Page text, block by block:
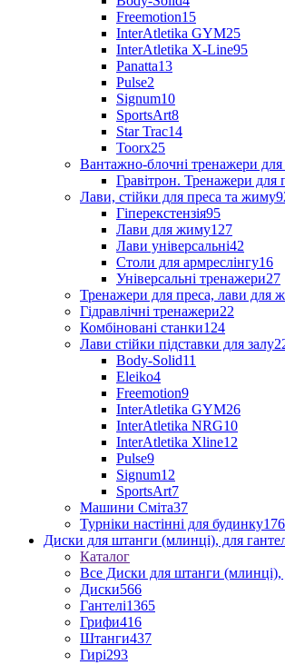
Freemotion15
InterAtletika GYM25
InterAtletika X-Line95
Panatta13
Pulse2
Signum10
SportsArt8
Star Trac14
Toorx25
Вантажно-блочні тренажери для
Гравітрон. Тренажери для
Лави, стійки для преса та жиму
Гіперекстензія95
Лави для жиму127
Лави універсальні42
Столи для армреслінгу16
Універсальні тренажери27
Тренажери для преса, лави для
Гідравлічні тренажери22
Комбіновані станки124
Лави стійки підставки для залу
Body-Solid11
Eleiko4
Freemotion9
InterAtletika GYM26
InterAtletika NRG10
InterAtletika Xline12
Pulse9
Signum12
SportsArt7
Машини Сміта37
Турніки настінні для будинку176
Диски для штанги (млинці), для
Каталог
Все Диски для штанги (млинці),
Диски566
Гантелі1365
Грифи416
Штанги437
Гирі293